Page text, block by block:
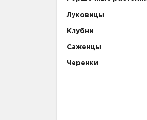
Луковицы
Клубни
Саженцы
Черенки